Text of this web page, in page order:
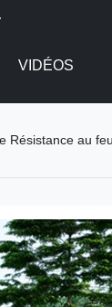
VIDÉOS
Résistance au